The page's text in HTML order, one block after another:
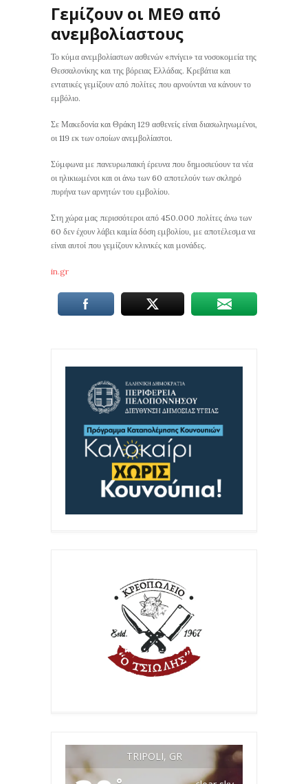
Γεμίζουν οι ΜΕΘ από
ανεμβολίαστους
Το κύμα ανεμβολίαστων ασθενών «πνίγει» τα νοσοκομεία της
Θεσσαλονίκης και της βόρειας Ελλάδας. Κρεβάτια και
εντατικές γεμίζουν από πολίτες που αρνούνται να κάνουν το
εμβόλιο.
Σε Μακεδονία και Θράκη 129 ασθενείς είναι διασωληνωμένοι,
οι 119 εκ των οποίων ανεμβολίαστοι.
Σύμφωνα με πανευρωπαική έρευνα που δημοσιεύουν τα νέα
οι ηλικιωμένοι και οι άνω των 60 αποτελούν των σκληρό
πυρήνα των αρνητών του εμβολίου.
Στη χώρα μας περισσότεροι από 450.000 πολίτες άνω των
60 δεν έχουν λάβει καμία δόση εμβολίου, με αποτέλεσμα να
είναι αυτοί που γεμίζουν κλινικές και μονάδες.
in.gr
TRIPOLI, GR